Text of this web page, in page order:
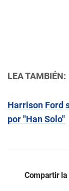
LEA TAMBIÉN:
Harrison Ford
por "Han Solo"
Compartir